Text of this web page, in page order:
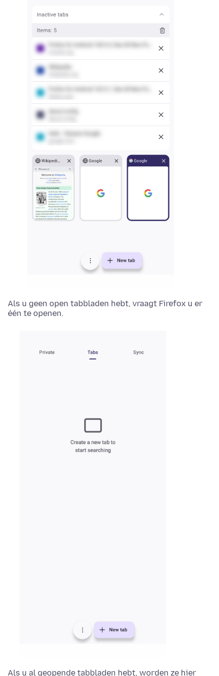
Als u geen open tabbladen hebt, vraagt Firefox u er
één te openen.
Als u al geopende tabbladen hebt, worden ze hier